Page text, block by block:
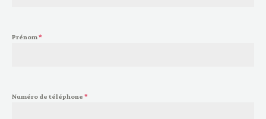
Prénom*
Numéro de téléphone *